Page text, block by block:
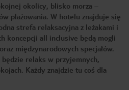
okolicy, blisko morza –
plażowania. W hotelu znajduje się
strefa relaksacyjna z leżakami i
koncepcji all inclusive będą mogli
międzynarodowych specjałów.
relaks w przyjemnych,
Każdy znajdzie tu coś dla